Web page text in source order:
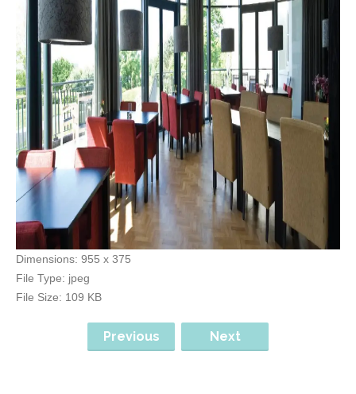
Dimensions: 955 x 375
File Type: jpeg
File Size: 109 KB
Previous Next